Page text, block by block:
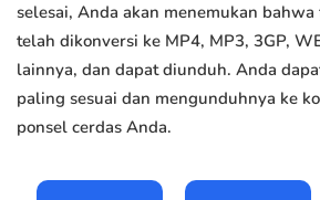
selesai, Anda akan menemukan
telah dikonversi ke MP4, MP3, 3GP,
lainnya, dan dapat diunduh. Anda
paling sesuai dan mengunduhnya ke
ponsel cerdas Anda.